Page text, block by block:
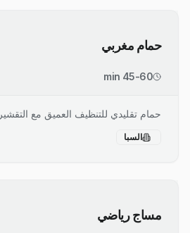
حمام مغربي
45-60 min
حمام تقليدي للتنظيف العميق مع التقشير
السبا
مساج رياضي